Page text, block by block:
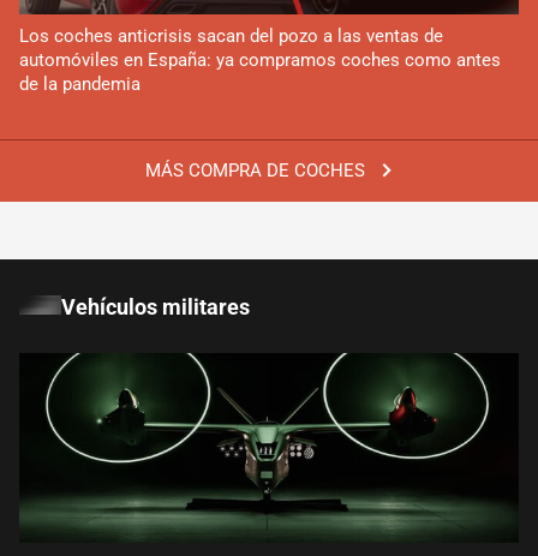
MÁS COMPRA DE COCHES
Los coches anticrisis sacan del pozo a las ventas de
automóviles en España: ya compramos coches como antes
de la pandemia
Vehículos militares